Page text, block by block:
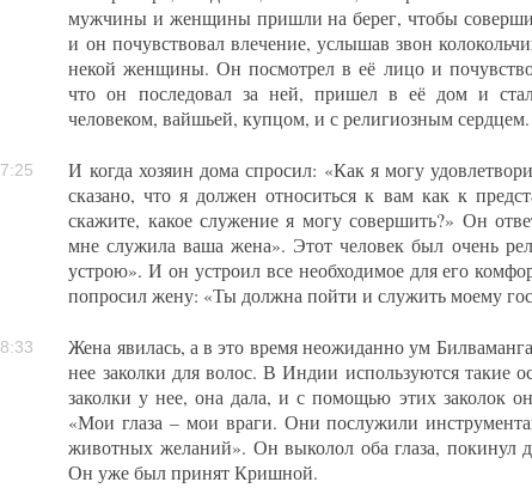
мужчины и женщины пришли на берег, чтобы
и он почувствовал влечение, услышав звон
некой женщины. Он посмотрел в её лицо и
что он последовал за ней, пришел в её дом и
человеком, вайшьей, купцом, и с религиозным
И когда хозяин дома спросил: «Как я могу
сказано, что я должен относиться к вам как к
скажите, какое служение я могу совершить?» Он
мне служила ваша жена». Этот человек был очень
устрою». И он устроил все необходимое для его
попросил жену: «Ты должна пойти и служить моему
Жена явилась, а в это время неожиданно ум
нее заколки для волос. В Индии используются такие
заколки у нее, она дала, и с помощью этих заколок
«Мои глаза – мои враги. Они послужили
животных желаний». Он выколол оба глаза, покинул
Он уже был принят Кришной.